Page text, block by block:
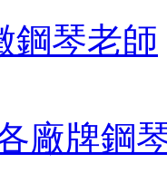
鋼琴老師
廠牌鋼